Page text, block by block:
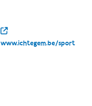
www.ichtegem.be/sport